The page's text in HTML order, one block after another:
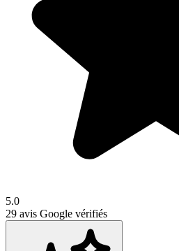
5.0
29 avis Google vérifiés